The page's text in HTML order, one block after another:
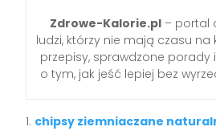
Zdrowe-Kalorie.pl – portal
ludzi, którzy nie mają czasu na
przepisy, sprawdzone porady
o tym, jak jeść lepiej bez
chipsy ziemniaczane